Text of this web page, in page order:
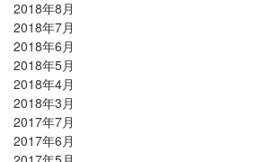
2018年8月
2018年7月
2018年6月
2018年5月
2018年4月
2018年3月
2017年7月
2017年6月